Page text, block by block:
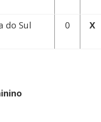
do Sul 0 X